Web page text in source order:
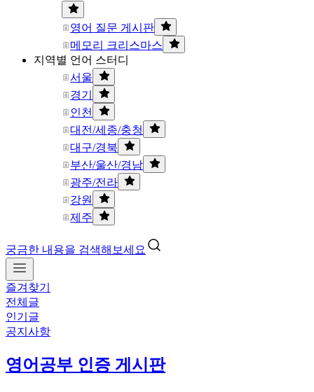
영어 질문 게시판
메모리 크리스마스
지역별 언어 스터디
서울
경기
인천
대전/세종/충청
대구/경북
부산/울산/경남
광주/전라
강원
제주
궁금한 내용을 검색해보세요
즐겨찾기
전체글
인기글
공지사항
영어공부 인증 게시판